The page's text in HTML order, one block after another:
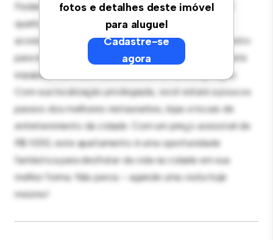
fotos e detalhes deste imóvel
para aluguel
Cadastre-se
agora
Federal, 71070610! Este moderno apartamento de 1
quartos oferece um espaço de vida elegante e
aconchegante. O layout em conceito aberto é perfeito
para receber convidados, e a cozinha sofisticada está
equipada com eletrodomésticos de última geração.
Com sua localização privilegiada, você estará a poucos
passos dos melhores restaurantes, lojas e locais de
entretenimento da cidade. Com um preço acessível de
R$ 1.000, este apartamento é uma oportunidade
fantástica para desfrutar da vida na cidade em sua
melhor forma. Não perca – agende uma visita hoje
mesmo!